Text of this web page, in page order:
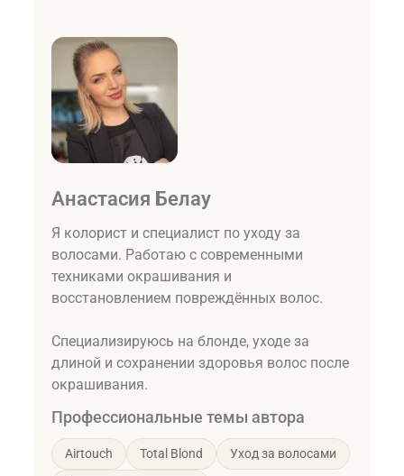
Анастасия Белау
Я колорист и специалист по уходу за
волосами. Работаю с современными
техниками окрашивания и
восстановлением повреждённых волос.
Специализируюсь на блонде, уходе за
длиной и сохранении здоровья волос после
окрашивания.
Профессиональные темы автора
Airtouch Total Blond Уход за волосами